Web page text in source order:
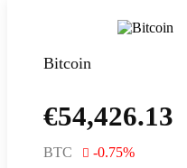
Bitcoin
€54,426.13
BTC -0.75%